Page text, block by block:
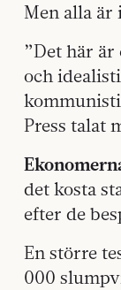
Men alla
”Det här
och
Press talat
det kosta
efter de
En större
000